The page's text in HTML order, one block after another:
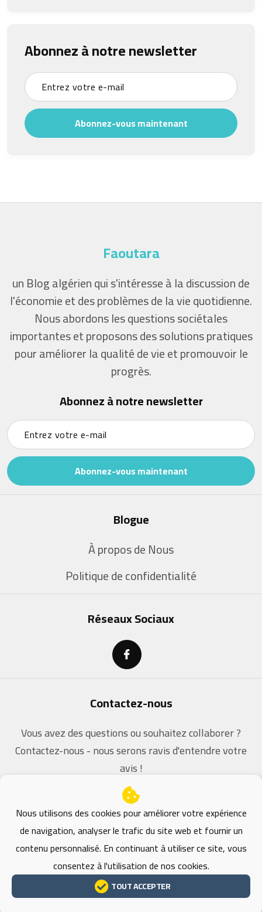
Abonnez à notre newsletter
Abonnez-vous maintenant
Faoutara
un Blog algérien qui s'intéresse à la discussion de
l'économie et des problèmes de la vie quotidienne.
Nous abordons les questions sociétales
importantes et proposons des solutions pratiques
pour améliorer la qualité de vie et promouvoir le
progrès.
Abonnez à notre newsletter
Abonnez-vous maintenant
Blogue
À propos de Nous
Politique de confidentialité
Réseaux Sociaux
Contactez-nous
Vous avez des questions ou souhaitez collaborer ?
Contactez-nous - nous serons ravis d'entendre votre
avis !
contact@dz-coders.com
© 2026 Faoutara - Développé par DZ-Coders , Tous
droits réservés.
Nous utilisons des cookies pour améliorer votre expérience
de navigation, analyser le trafic du site web et fournir un
contenu personnalisé. En continuant à utiliser ce site, vous
consentez à l'utilisation de nos cookies.
TOUT ACCEPTER